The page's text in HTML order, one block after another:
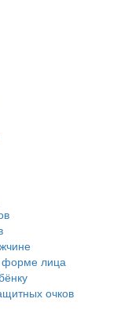
форме лица
очков